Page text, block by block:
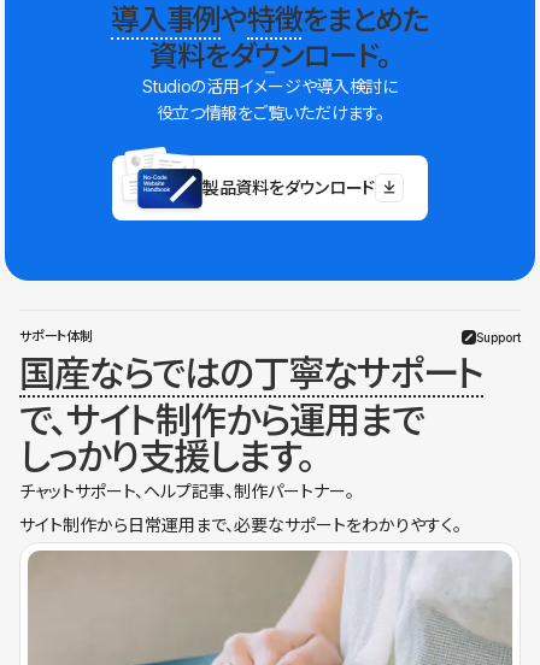
導入事例や特徴をまとめた
資料をダウンロード。
Studioの活用イメージや導入検討に
役立つ情報をご覧いただけます。
製品資料をダウンロード
サポート体制 Support
国産ならではの丁寧なサポート
で、サイト制作から運用まで
しっかり支援します。
チャットサポート、ヘルプ記事、制作パートナー。
サイト制作から日常運用まで、必要なサポートをわかりやすく。